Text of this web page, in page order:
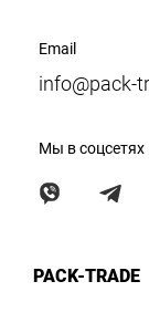
Email
info@pack-
Мы в соцсетях
PACK-TRADE